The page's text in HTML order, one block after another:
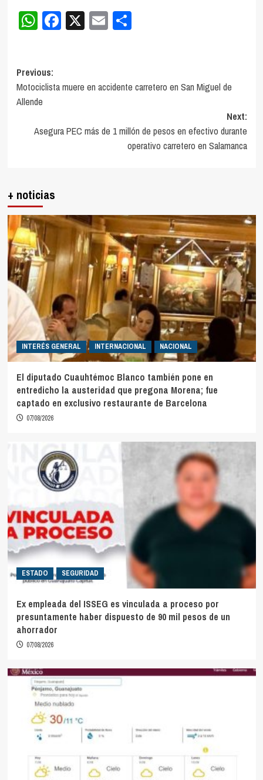
WhatsApp
Facebook
X EmailCompartir
Post
navigation
Previous:
Motociclista muere en accidente carretero en San Miguel de
Allende
Next:
Asegura PEC más de 1 millón de pesos en efectivo durante
operativo carretero en Salamanca
+ noticias
INTERÉS GENERAL INTERNACIONAL NACIONAL
El diputado Cuauhtémoc Blanco también pone en
entredicho la austeridad que pregona Morena; fue
captado en exclusivo restaurante de Barcelona
07/08/2026
ESTADO SEGURIDAD
Ex empleada del ISSEG es vinculada a proceso por
presuntamente haber dispuesto de 90 mil pesos de un
ahorrador
07/08/2026